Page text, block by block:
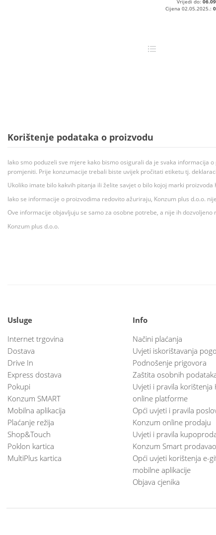
Vrijedi do:
Cijena 02.05.2025.:
Korištenje podataka o proizvodu
Iako smo poduzeli sve mjere kako bismo osigurali da je svaka
promjeniti. Prije konzumacije trebali biste uvijek pročitati etiketu tj.
Ukoliko imate bilo kakvih pitanja ili želite savjet o bilo kojoj marki
Iako se informacije o proizvodima redovito ažuriraju, Konzum plus d.o.o.
Ove informacije objavljuju se samo za osobne potrebe, a nije ih
Konzum plus d.o.o.
Usluge
Internet trgovina
Dostava
Drive In
Express dostava
Pokupi
Konzum SMART
Mobilna aplikacija
Plaćanje režija
Shop&Touch
Poklon kartica
MultiPlus kartica
Info
Načini plaćanja
Uvjeti iskorištavanja
Podnošenje prigovora
Zaštita osobnih
Uvjeti i pravila korištenja
online platforme
Opći uvjeti i pravila
Konzum online prodaju
Uvjeti i pravila
Konzum Smart
Opći uvjeti korištenja e-
mobilne aplikacije
Objava cjenika